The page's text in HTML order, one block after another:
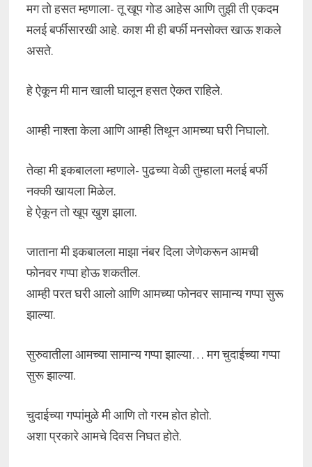
मग तो हसत म्हणाला- तू खूप गोड आहेस आणि तुझी ती एकदम
मलई बर्फीसारखी आहे. काश मी ही बर्फी मनसोक्त खाऊ शकले
असते.
हे ऐकून मी मान खाली घालून हसत ऐकत राहिले.
आम्ही नाश्ता केला आणि आम्ही तिथून आमच्या घरी निघालो.
तेव्हा मी इकबालला म्हणाले- पुढच्या वेळी तुम्हाला मलई बर्फी
नक्की खायला मिळेल.
हे ऐकून तो खूप खुश झाला.
जाताना मी इकबालला माझा नंबर दिला जेणेकरून आमची
फोनवर गप्पा होऊ शकतील.
आम्ही परत घरी आलो आणि आमच्या फोनवर सामान्य गप्पा सुरू
झाल्या.
सुरुवातीला आमच्या सामान्य गप्पा झाल्या… मग चुदाईच्या गप्पा
सुरू झाल्या.
चुदाईच्या गप्पांमुळे मी आणि तो गरम होत होतो.
अशा प्रकारे आमचे दिवस निघत होते.